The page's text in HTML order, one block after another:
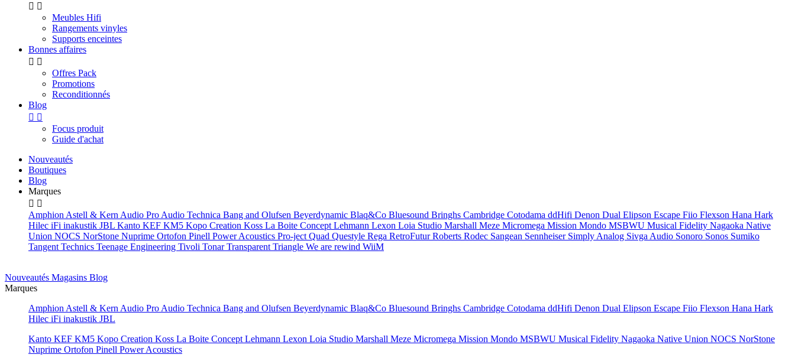
 
Meubles Hifi
Rangements vinyles
Supports enceintes
Bonnes affaires
 
Offres Pack
Promotions
Reconditionnés
Blog
 
Focus produit
Guide d'achat
Nouveautés
Boutiques
Blog
Marques
 
Amphion Astell & Kern Audio Pro Audio Technica Bang and Olufsen Beyerdynamic Blaq&Co Bluesound Bringhs Cambridge Cotodama ddHifi Denon Dual Elipson Escape Fiio Flexson Hana Hark
Hilec iFi inakustik JBL Kanto KEF KM5 Kopo Creation Koss La Boite Concept Lehmann Lexon Loia Studio Marshall Meze Micromega Mission Mondo MSBWU Musical Fidelity Nagaoka Native
Union NOCS NorStone Nuprime Ortofon Pinell Power Acoustics Pro-ject Quad Questyle Rega RetroFuturRoberts Rodec Sangean Sennheiser Simply Analog Sivga Audio Sonoro Sonos Sumiko
Tangent Technics Teenage Engineering Tivoli TonarTransparent Triangle We are rewind WiiM
Nouveautés Magasins Blog
Marques
Amphion Astell & Kern Audio Pro Audio Technica Bang and Olufsen Beyerdynamic Blaq&Co Bluesound Bringhs Cambridge Cotodama ddHifi Denon Dual Elipson Escape Fiio Flexson Hana Hark
Hilec iFi inakustik JBL
Kanto KEF KM5 Kopo Creation Koss La Boite Concept Lehmann Lexon Loia Studio Marshall Meze Micromega Mission Mondo MSBWU Musical Fidelity Nagaoka Native Union NOCS NorStone
Nuprime Ortofon Pinell Power Acoustics